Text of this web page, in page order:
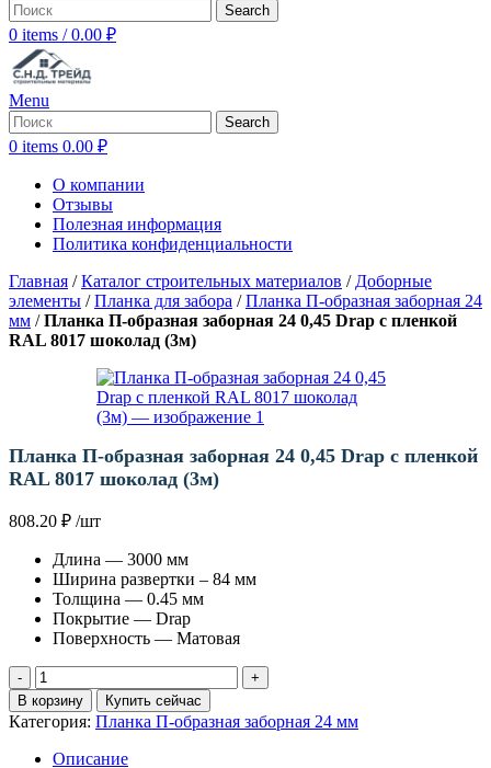
Search
0 items / 0.00 ₽
Menu
Search
0 items 0.00 ₽
О компании
Отзывы
Полезная информация
Политика конфиденциальности
Главная /Каталог строительных материалов /Доборные
элементы /Планка для забора /Планка П-образная заборная 24
мм /Планка П-образная заборная 24 0,45 Drap с пленкой
RAL 8017 шоколад (3м)
Планка П-образная заборная 24 0,45 Drap с пленкой
RAL 8017 шоколад (3м)
808.20 ₽ /шт
Длина — 3000 мм
Ширина развертки – 84 мм
Толщина — 0.45 мм
Покрытие — Drap
Поверхность — Матовая
Количество
товара
Планка
образная
В корзину Купить сейчас
Категория: Планка П-образная заборная 24 мм
Описание